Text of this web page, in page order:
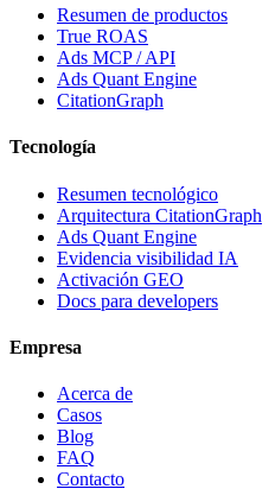
Resumen de productos
True ROAS
Ads MCP / API
Ads Quant Engine
CitationGraph
Tecnología
Resumen tecnológico
Arquitectura CitationGraph
Ads Quant Engine
Evidencia visibilidad IA
Activación GEO
Docs para developers
Empresa
Acerca de
Casos
Blog
FAQ
Contacto